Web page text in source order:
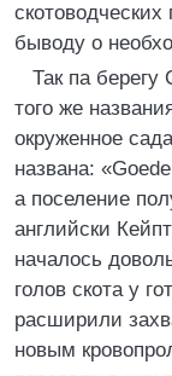
быводу о
Так па
того же
окруженное
названа:
а поселение
английски
началось
голов скота у
расширили
новым